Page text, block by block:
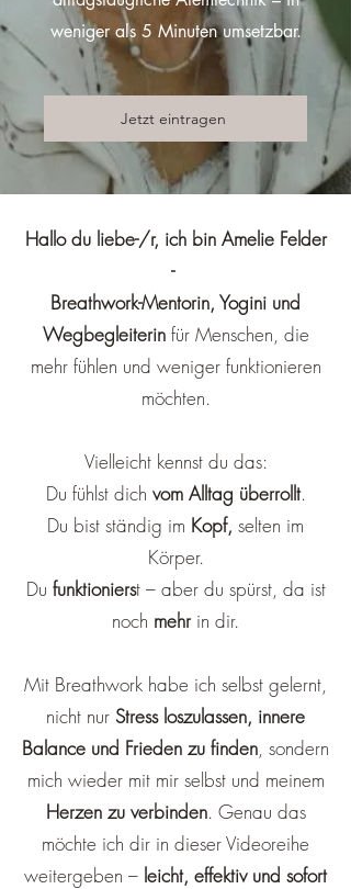
weniger als 5 Minuten umsetzbar.
Jetzt eintragen
Hallo du liebe-/r, ich bin Amelie Felder
-
Breathwork-Mentorin, Yogini und
Wegbegleiterinfür Menschen, die
mehr fühlen und weniger funktionieren
möchten.
Vielleicht kennst du das:
Du fühlst dich vom Alltag überrollt.
Du bist ständig im Kopf, selten im
Körper.
Du funktionierst – aber du spürst, da ist
noch mehrin dir.
Mit Breathwork habe ich selbst gelernt,
nicht nur Stress loszulassen, innere
Balance und Frieden zu finden, sondern
mich wieder mit mir selbst und meinem
Herzen zu verbinden. Genau das
möchte ich dir in dieser Videoreihe
weitergeben – leicht, effektiv und sofort